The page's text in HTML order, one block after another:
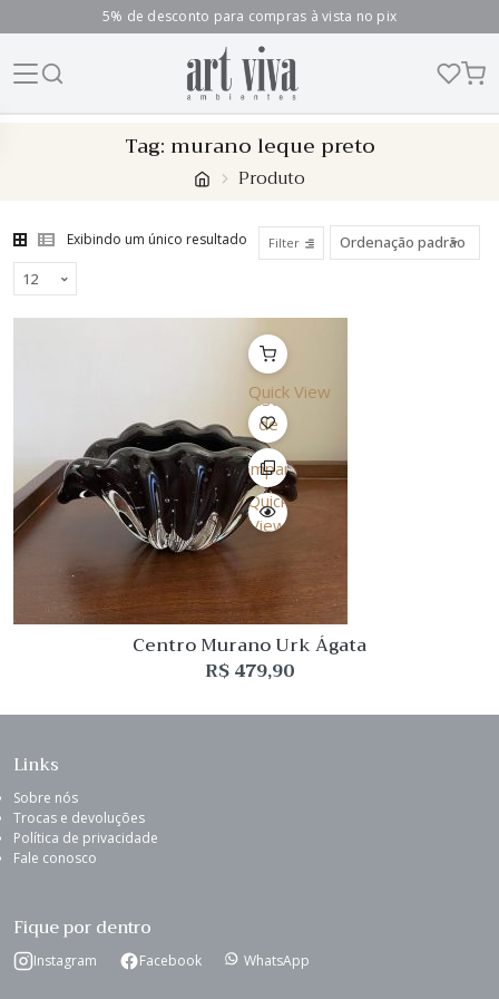
5% de desconto para compras à vista no pix
Tag:murano leque preto
Produto
Exibindo um único resultado Filter
Quick View
Lista
de
Desejo
Comparar
Quick
View
Centro Murano Urk Ágata
R$479,90
Links
Sobre nós
Trocas e devoluções
Política de privacidade
Fale conosco
Fique por dentro
Instagram Facebook WhatsApp